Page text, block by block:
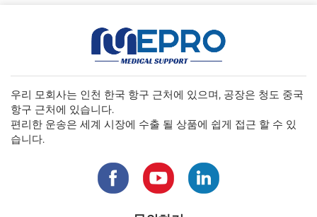
우리 모회사는 인천 한국 항구 근처에 있으며, 공장은 청도 중국
항구 근처에 있습니다.
편리한 운송은 세계 시장에 수출 될 상품에 쉽게 접근 할 수 있
습니다.